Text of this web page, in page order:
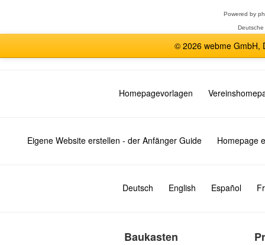
Powered by
© 2026 webme GmbH,
Homepagevorlagen
Eigene Website erstellen - der Anfänger Guide Homepage
Deutsch English Español
Baukasten